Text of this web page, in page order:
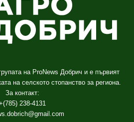
на ProNews Добрич и е първият
на селското стопанство за региона.
За контакт:
238-4131